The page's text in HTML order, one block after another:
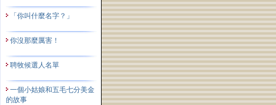
「你叫什麼名字？」
你沒那麼厲害！
聘牧候選人名單
一個小姑娘和五毛七分美金
的故事